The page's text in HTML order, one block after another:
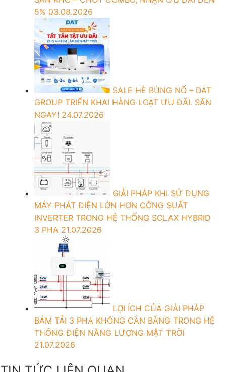
5% 03.08.2026
SALE HÈ BÙNG NỔ – DAT
GROUP TRIỂN KHAI HÀNG LOẠT ƯU ĐÃI. SĂN
NGAY! 24.07.2026
GIẢI PHÁP KHI SỬ DỤNG
MÁY PHÁT ĐIỆN LỚN HƠN CÔNG SUẤT
INVERTER TRONG HỆ THỐNG SOLAX HYBRID
3 PHA 21.07.2026
LỢI ÍCH CỦA GIẢI PHÁP
BÁM TẢI 3 PHA KHÔNG CÂN BẰNG TRONG HỆ
THỐNG ĐIỆN NĂNG LƯỢNG MẶT TRỜI
21.07.2026